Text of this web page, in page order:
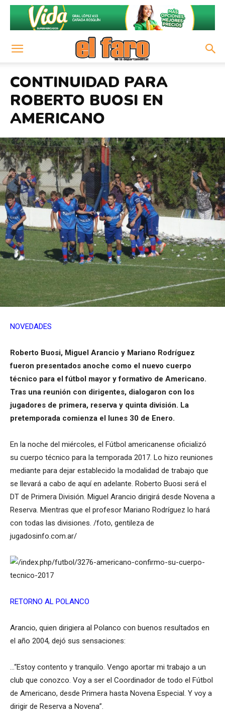
CONTINUIDAD PARA
ROBERTO BUOSI EN
AMERICANO
NOVEDADES
Roberto Buosi, Miguel Arancio y Mariano Rodríguez
fueron presentados anoche como el nuevo cuerpo
técnico para el fútbol mayor y formativo de Americano.
Tras una reunión con dirigentes, dialogaron con los
jugadores de primera, reserva y quinta división. La
pretemporada comienza el lunes 30 de Enero.
En la noche del miércoles, el Fútbol americanense oficializó
su cuerpo técnico para la temporada 2017. Lo hizo reuniones
mediante para dejar establecido la modalidad de trabajo que
se llevará a cabo de aquí en adelante. Roberto Buosi será el
DT de Primera División. Miguel Arancio dirigirá desde Novena a
Reserva. Mientras que el profesor Mariano Rodríguez lo hará
con todas las divisiones. /foto, gentileza de
jugadosinfo.com.ar/
RETORNO AL POLANCO
Arancio, quien dirigiera al Polanco con buenos resultados en
el año 2004, dejó sus sensaciones:
…“Estoy contento y tranquilo. Vengo aportar mi trabajo a un
club que conozco. Voy a ser el Coordinador de todo el Fútbol
de Americano, desde Primera hasta Novena Especial. Y voy a
dirigir de Reserva a Novena”.